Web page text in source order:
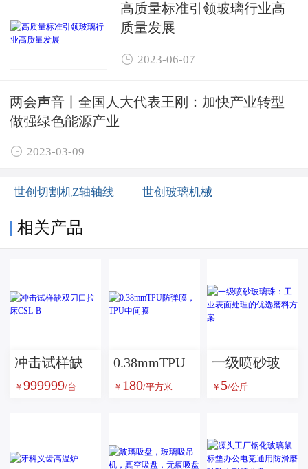
高质量标准引领玻璃行业高
质量发展
 2023-06-07
两会声音丨全国人大代表王刚：加快产业转型
做强绿色能源产业
 2023-03-09
世创切割机Z轴轴线 世创玻璃机械
相关产品
冲击试样缺
双刀口拉床
￥ 999999/台
0.38mmTPU
防弹膜，TPU
￥ 180/平方米
一级喷砂玻
璃珠：工业
案
￥ 5/公斤